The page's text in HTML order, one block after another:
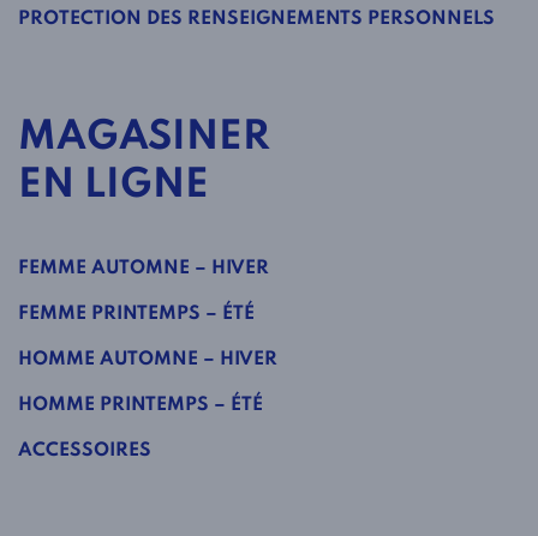
PROTECTION DES RENSEIGNEMENTS PERSONNELS
MAGASINER
EN LIGNE
FEMME AUTOMNE – HIVER
FEMME PRINTEMPS – ÉTÉ
HOMME AUTOMNE – HIVER
HOMME PRINTEMPS – ÉTÉ
ACCESSOIRES